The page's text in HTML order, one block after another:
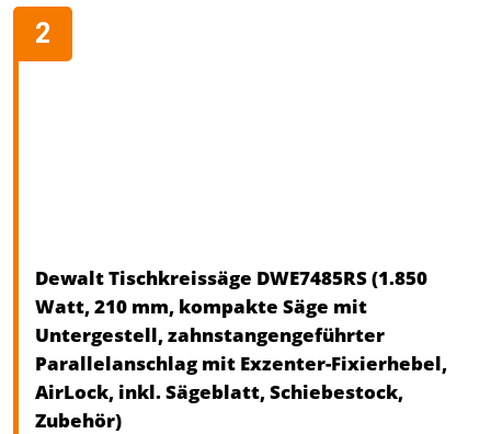
Dewalt Tischkreissäge DWE7485RS (1.850
Watt, 210 mm, kompakte Säge mit
Untergestell, zahnstangengeführter
Parallelanschlag mit Exzenter-Fixierhebel,
AirLock, inkl. Sägeblatt, Schiebestock,
Zubehör)